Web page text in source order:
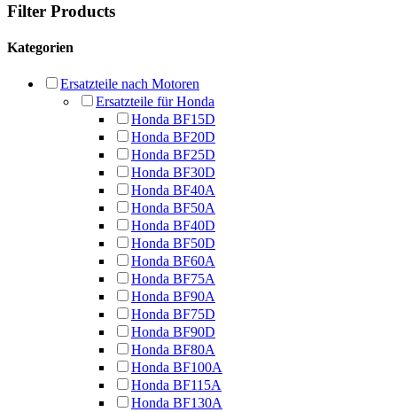
Filter Products
Kategorien
Ersatzteile nach Motoren
Ersatzteile für Honda
Honda BF15D
Honda BF20D
Honda BF25D
Honda BF30D
Honda BF40A
Honda BF50A
Honda BF40D
Honda BF50D
Honda BF60A
Honda BF75A
Honda BF90A
Honda BF75D
Honda BF90D
Honda BF80A
Honda BF100A
Honda BF115A
Honda BF130A